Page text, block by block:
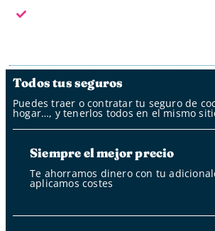
Todos tus seguros
Puedes traer o contratar tu seguro de
hogar…, y tenerlos todos en el mismo
Siempre el mejor precio
Te ahorramos dinero con tu
aplicamos costes